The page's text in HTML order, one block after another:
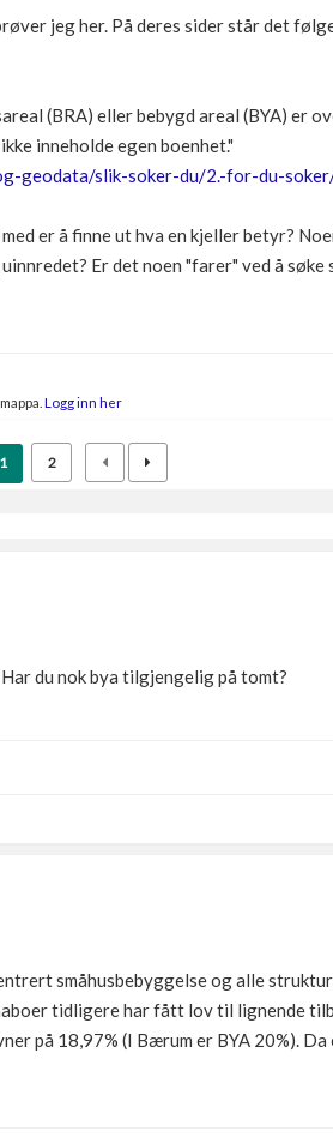
jeg her. På deres sider står det
(BRA) eller bebygd areal (BYA) er
inneholde egen boenhet."
geodata/slik-soker-du/2.-for-du-
er å finne ut hva en kjeller betyr?
Er det noen "farer" ved å
Logg inn her
1 2
du nok bya tilgjengelig på tomt?
småhusbebyggelse og alle
tidligere har fått lov til lignende
på 18,97% (I Bærum er BYA 20%).